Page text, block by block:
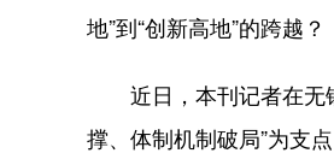
地”到“创新高地”的跨越？
近日，本刊记者在无
撑、体制机制破局”为支